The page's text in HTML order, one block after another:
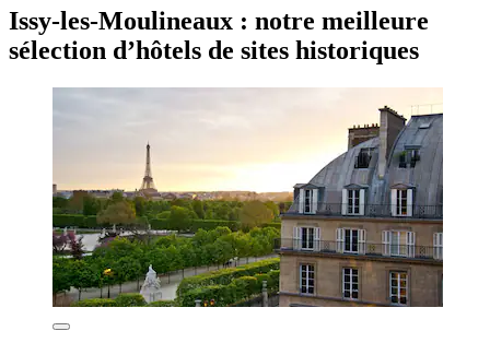
Issy-les-Moulineaux : notre meilleure
sélection d’hôtels de sites historiques